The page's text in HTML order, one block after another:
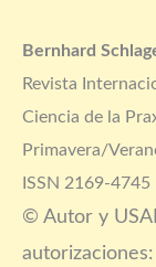
Bernhard
Revista
Ciencia de la
Primavera/
ISSN 2169-
© Autor y
autorizaciones: